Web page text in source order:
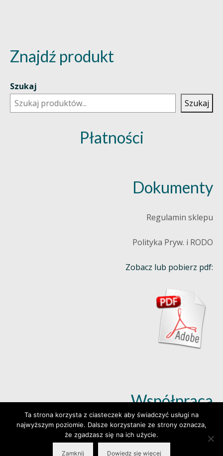
Znajdź produkt
Szukaj
Szukaj
Płatności
Dokumenty
Regulamin sklepu
Polityka Pryw. i RODO
Zobacz lub pobierz pdf:
Współpraca
Dowiedz się więcej (klik)
Ta strona korzysta z ciasteczek aby świadczyć usługi na
najwyższym poziomie. Dalsze korzystanie ze strony oznacza,
że zgadzasz się na ich użycie.
Zamknij Dowiedz się więcej